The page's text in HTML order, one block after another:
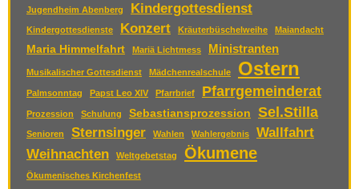
Jugendheim Abenberg Kindergottesdienst
Kindergottesdienste Konzert Kräuterbüschelweihe Maiandacht
Maria Himmelfahrt Mariä Lichtmess Ministranten
Musikalischer Gottesdienst Mädchenrealschule Ostern
Palmsonntag Papst Leo XIV Pfarrbrief Pfarrgemeinderat
Prozession Schulung Sebastiansprozession Sel.Stilla
Senioren Sternsinger Wahlen Wahlergebnis
Wallfahrt
Weihnachten
Weltgebetstag Ökumene
Ökumenisches Kirchenfest